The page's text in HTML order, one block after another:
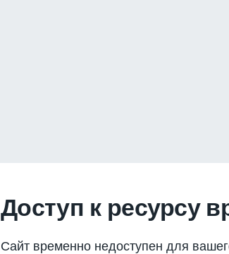
Доступ к ресурсу
Сайт временно недоступен для